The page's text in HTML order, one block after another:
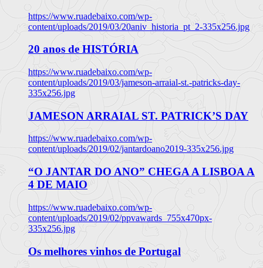
https://www.ruadebaixo.com/wp-
content/uploads/2019/03/20aniv_historia_pt_2-335x256.jpg
20 anos de HISTÓRIA
https://www.ruadebaixo.com/wp-
content/uploads/2019/03/jameson-arraial-st.-patricks-day-
335x256.jpg
JAMESON ARRAIAL ST. PATRICK’S DAY
https://www.ruadebaixo.com/wp-
content/uploads/2019/02/jantardoano2019-335x256.jpg
“O JANTAR DO ANO” CHEGA A LISBOA A
4 DE MAIO
https://www.ruadebaixo.com/wp-
content/uploads/2019/02/ppvawards_755x470px-
335x256.jpg
Os melhores vinhos de Portugal